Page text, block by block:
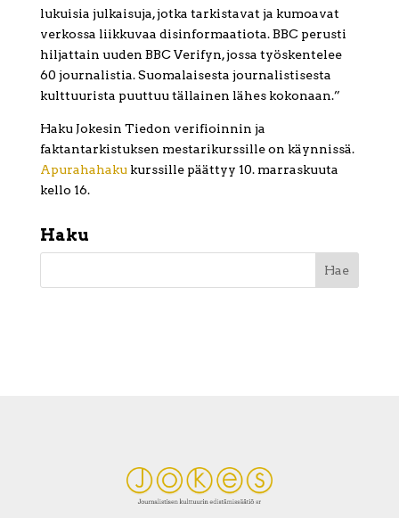
lukuisia julkaisuja, jotka tarkistavat ja kumoavat
verkossa liikkuvaa disinformaatiota. BBC perusti
hiljattain uuden BBC Verifyn, jossa työskentelee
60 journalistia. Suomalaisesta journalistisesta
kulttuurista puuttuu tällainen lähes kokonaan.”
Haku Jokesin Tiedon verifioinnin ja
faktantarkistuksen mestarikurssille on käynnissä.
Apurahahakukurssille päättyy 10. marraskuuta
kello 16.
Haku